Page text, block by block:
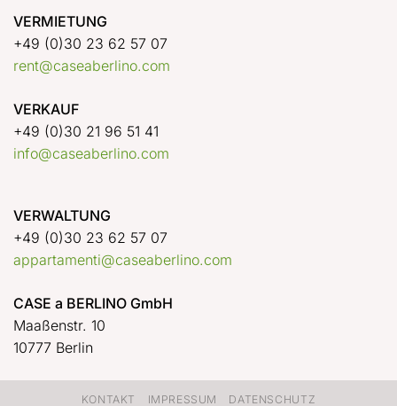
VERMIETUNG
+49 (0)30 23 62 57 07
rent@caseaberlino.com
VERKAUF
+49 (0)30 21 96 51 41
info@caseaberlino.com
VERWALTUNG
+49 (0)30 23 62 57 07
appartamenti@caseaberlino.com
CASE a BERLINO GmbH
Maaßenstr. 10
10777 Berlin
KONTAKT IMPRESSUM DATENSCHUTZ